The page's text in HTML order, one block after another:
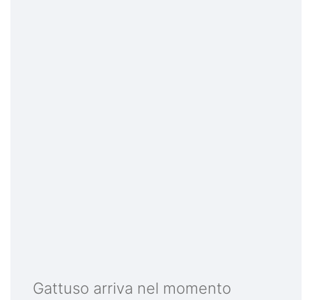
Gattuso arriva nel momento